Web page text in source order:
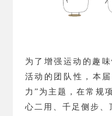
为了增强运动的趣
活动的团队性，本
力”为主题，在常规
心二用、千足侧步